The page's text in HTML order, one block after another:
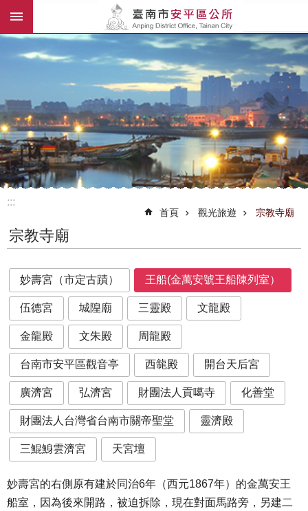
跳到主要內容區塊
:::
首頁 觀光旅遊 宗教寺廟
宗教寺廟
妙壽宮（市定古蹟） 王船(金萬安號王船陳列室）
伍德宮 城隍廟 三靈殿 文龍殿
金龍殿 文朱殿 周龍殿
台南市安平區觀音亭 西㡣殿 開台天后宮
廣濟宮 弘濟宮 財團法人貢噶寺 化善堂
財團法人台灣省台南市關帝聖堂 靈濟殿
三鯤鯓雲濟宮 天宮壇
妙壽宮的右側原有建於同治6年（西元1867年）的金萬安王
船室，因為後來開路，被迫拆除，現在對面馬路旁，另建二